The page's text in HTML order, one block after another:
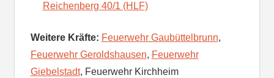
Reichenberg 40/1 (HLF)
Weitere Kräfte: Feuerwehr Gaubüttelbrunn,
Feuerwehr Geroldshausen, Feuerwehr
Giebelstadt, Feuerwehr Kirchheim